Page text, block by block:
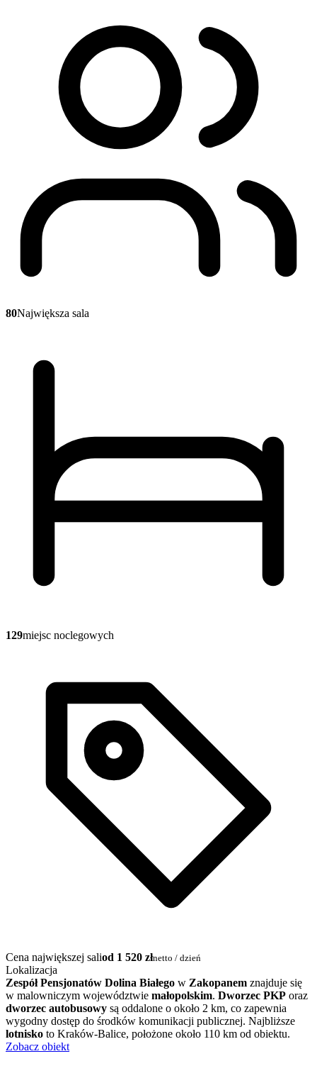
80Największa sala
129miejsc noclegowych
Cena największej saliod 1 520 złnetto / dzień
Lokalizacja
Zespół Pensjonatów Dolina Białego w Zakopanem znajduje się
w malowniczym województwie małopolskim. Dworzec PKP oraz
dworzec autobusowy są oddalone o około 2 km, co zapewnia
wygodny dostęp do środków komunikacji publicznej. Najbliższe
lotnisko to Kraków-Balice, położone około 110 km od obiektu.
Zobacz obiekt